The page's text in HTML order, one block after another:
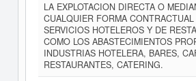
LA EXPLOTACION DIRECTA O
CUALQUIER FORMA
SERVICIOS HOTELEROS Y DE
COMO LOS ABASTECIMIENTOS
INDUSTRIAS HOTELERA, BARES,
RESTAURANTES, CATERING.